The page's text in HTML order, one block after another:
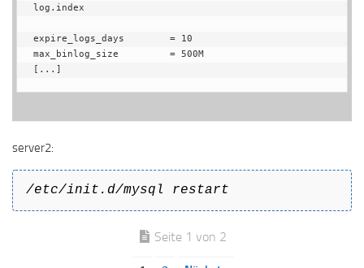
log.index
expire_logs_days        = 10
max_binlog_size         = 500M
[...]
server2:
/etc/init.d/mysql restart
Seite 1 von 2